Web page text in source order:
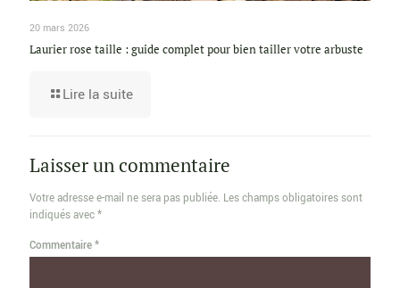
20 mars 2026
Laurier rose taille : guide complet pour bien tailler votre arbuste
Lire la suite
Laisser un commentaire
Votre adresse e-mail ne sera pas publiée. Les champs obligatoires sont
indiqués avec*
Commentaire*